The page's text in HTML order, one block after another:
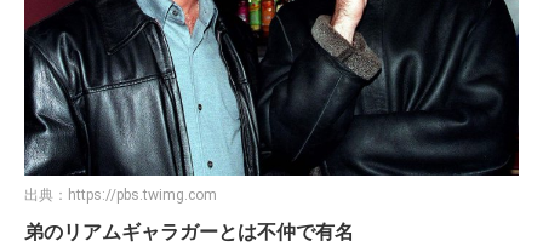
出典： https://pbs.twimg.com
弟のリアムギャラガーとは不仲で有名